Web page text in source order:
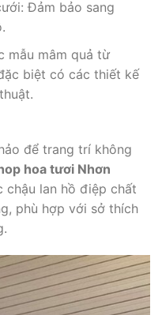
Đảm bảo sang
mẫu mâm quả từ
biệt có các thiết kế
để trang trí không
hoa tươi Nhơn
chậu lan hồ điệp chất
phù hợp với sở thích